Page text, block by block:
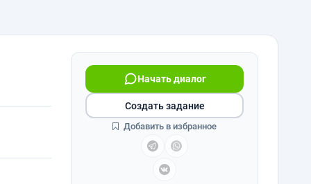
Начать диалог
Создать задание
Добавить в избранное